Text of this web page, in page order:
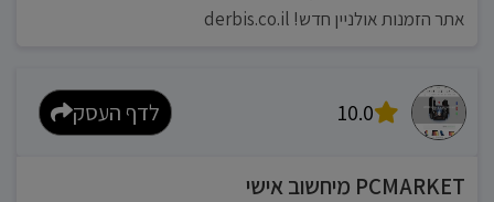
אתר הזמנות אולניין חדש! derbis.co.il
10.0 לדף העסק
PCMARKET מיחשוב אישי